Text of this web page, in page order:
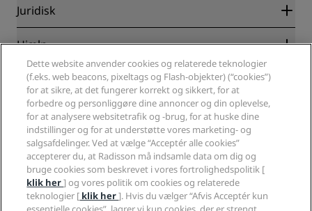
Radisson Hotels-APP
Sports Approved-hoteller
Familievenlige hoteller
Sundhed og sikkerhed
Radisson Hotel Group
Karriere i RHG
Karrierer EHL
The Club by RHG
Udviklingsmuligheder
Ansvarlig virksomhed
Indkøb
Juridisk
Fortrolighedscenter
Juridiske oplysninger
Radisson Rewards vilkår og betingelser
Aftale vedrørende brug af hjemmesiden
Digital tilgængelighed
Erklæring om moderne slaveri
Hjælp
Advarsler til forbrugere
Kontakt
Ofte stillede spørgsmål
Sitemap
Sociale medier
Radisson Hotels-brands
Dette website anvender cookies og relaterede teknologier
(f.eks. web beacons, pixeltags og Flash-objekter) (“cookies”)
for at sikre, at det fungerer korrekt og sikkert, for at
forbedre og personliggøre dine annoncer og din oplevelse,
for at analysere websitetrafik og -brug, for at huske dine
indstillinger og for at understøtte vores marketing- og
salgsafdelinger. Ved at vælge “Acceptér alle cookies”
accepterer du, at Radisson må indsamle data om dig og
bruge cookies som beskrevet i vores fortrolighedspolitik [
klik her] og vores politik om cookies og relaterede
teknologier [ klik her]. Hvis du vælger “Afvis Acceptér kun